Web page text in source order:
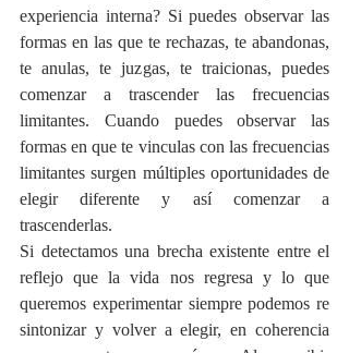
experiencia interna? Si puedes observar las
formas en las que te rechazas, te abandonas,
te anulas, te juzgas, te traicionas, puedes
comenzar a trascender las frecuencias
limitantes. Cuando puedes observar las
formas en que te vinculas con las frecuencias
limitantes surgen múltiples oportunidades de
elegir diferente y así comenzar a
trascenderlas.
Si detectamos una brecha existente entre el
reflejo que la vida nos regresa y lo que
queremos experimentar siempre podemos re
sintonizar y volver a elegir, en coherencia